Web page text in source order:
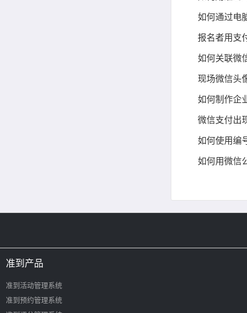
如何通过电
报名者用支
如何关联微
现场微信头
如何制作企
微信支付出
如何使用编
如何用微信
准到产品
准到活动管理系统
准到预约管理系统